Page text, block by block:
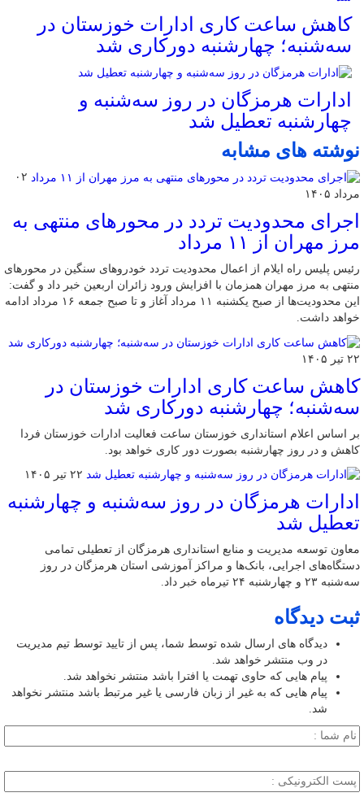
کاهش ساعت کاری ادارات خوزستان در
سه‌شنبه؛ چهارشنبه دورکاری شد
ادارات هرمزگان در روز سه‌شنبه و
چهارشنبه تعطیل شد
نوشته های مشابه
۰۲
مرداد ۱۴۰۵
اجرای محدودیت تردد در محورهای منتهی به
مرز مهران از ۱۱ مرداد
رئیس پلیس راه ایلام از اعمال محدودیت تردد خودروهای سنگین در محورهای
منتهی به مرز مهران همزمان با افزایش ورود زائران اربعین خبر داد و گفت:
این محدودیت‌ها از صبح یکشنبه ۱۱ مرداد آغاز و تا صبح جمعه ۱۶ مرداد ادامه
خواهد داشت.
۲۲ تیر ۱۴۰۵
کاهش ساعت کاری ادارات خوزستان در
سه‌شنبه؛ چهارشنبه دورکاری شد
بر اساس اعلام استانداری خوزستان ساعت فعالیت ادارات خوزستان فردا
کاهش و در روز چهارشنبه بصورت دور کاری خواهد بود.
۲۲ تیر ۱۴۰۵
ادارات هرمزگان در روز سه‌شنبه و چهارشنبه
تعطیل شد
معاون توسعه مدیریت و منابع استانداری هرمزگان از تعطیلی تمامی
دستگاه‌های اجرایی، بانک‌ها و مراکز آموزشی استان هرمزگان در روز
سه‌شنبه ۲۳ و چهارشنبه ۲۴ تیرماه خبر داد.
ثبت دیدگاه
دیدگاه های ارسال شده توسط شما، پس از تایید توسط تیم مدیریت
در وب منتشر خواهد شد.
پیام هایی که حاوی تهمت یا افترا باشد منتشر نخواهد شد.
پیام هایی که به غیر از زبان فارسی یا غیر مرتبط باشد منتشر نخواهد
شد.